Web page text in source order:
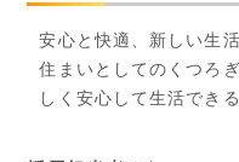
安心と快適、新しい生
住まいとしてのくつろ
しく安心して生活でき